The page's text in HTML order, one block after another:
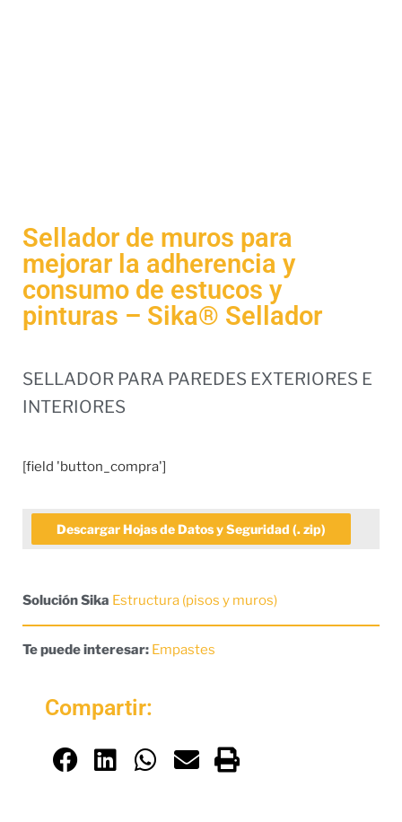
Sellador de muros para
mejorar la adherencia y
consumo de estucos y
pinturas – Sika® Sellador
SELLADOR PARA PAREDES EXTERIORES E
INTERIORES
[field 'button_compra']
Descargar Hojas de Datos y Seguridad (. zip)
Solución Sika Estructura (pisos y muros)
Te puede interesar: Empastes
Compartir: